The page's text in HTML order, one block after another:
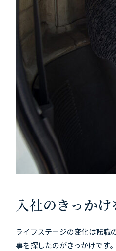
入社のきっかけ
ライフステージの変化は転職
事を探したのがきっかけです